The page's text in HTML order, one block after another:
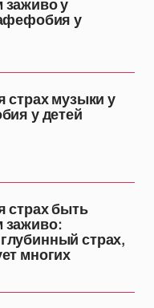
у
у
страх музыки у
у детей
страх быть
заживо:
страх,
многих